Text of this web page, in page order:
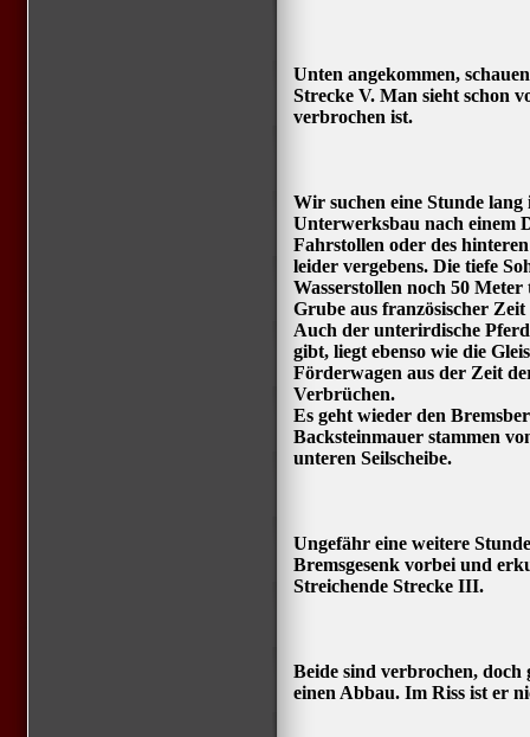
Unten angekommen,
Strecke V. Man sieht schon
verbrochen ist.
Wir suchen eine Stunde
Unterwerksbau nach einem
Fahrstollen oder des
leider vergebens. Die tiefe
Wasserstollen noch 50
Grube aus französischer
Auch der unterirdische
gibt, liegt ebenso wie die
Förderwagen aus der Zeit
Verbrüchen.
Es geht wieder den
Backsteinmauer stammen
unteren Seilscheibe.
Ungefähr eine weitere
Bremsgesenk vorbei und
Streichende Strecke III.
Beide sind verbrochen, doch
einen Abbau. Im Riss ist er